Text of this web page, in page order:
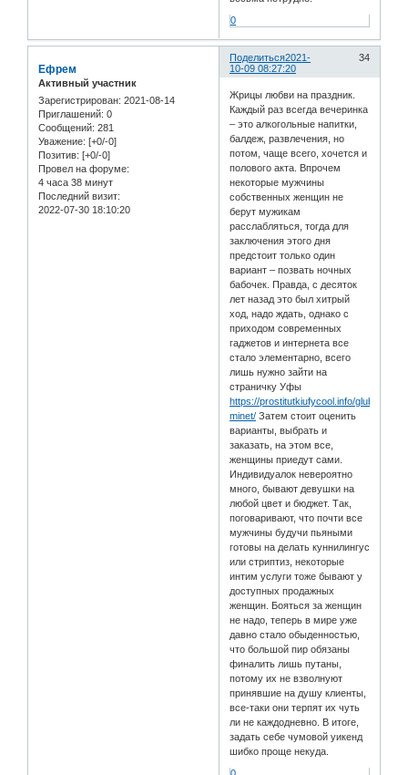
0
Поделиться 34
2021-
10-09 08:27:20
Ефрем
Активный участник
Зарегистрирован: 2021-08-14
Приглашений: 0
Сообщений: 281
Уважение: [+0/-0]
Позитив: [+0/-0]
Провел на форуме:
4 часа 38 минут
Последний визит:
2022-07-30 18:10:20
Жрицы любви на праздник.
Каждый раз всегда вечеринка
– это алкогольные напитки,
балдеж, развлечения, но
потом, чаще всего, хочется и
полового акта. Впрочем
некоторые мужчины
собственных женщин не
берут мужикам
расслабляться, тогда для
заключения этого дня
предстоит только один
вариант – позвать ночных
бабочек. Правда, с десяток
лет назад это был хитрый
ход, надо ждать, однако с
приходом современных
гаджетов и интернета все
стало элементарно, всего
лишь нужно зайти на
страничку Уфы
https://prostitutkiufycool.info/glubokiy-
minet/ Затем стоит оценить
варианты, выбрать и
заказать, на этом все,
женщины приедут сами.
Индивидуалок невероятно
много, бывают девушки на
любой цвет и бюджет. Так,
поговаривают, что почти все
мужчины будучи пьяными
готовы на делать куннилингус
или стриптиз, некоторые
интим услуги тоже бывают у
доступных продажных
женщин. Бояться за женщин
не надо, теперь в мире уже
давно стало обыденностью,
что большой пир обязаны
финалить лишь путаны,
потому их не взволнуют
принявшие на душу клиенты,
все-таки они терпят их чуть
ли не каждодневно. В итоге,
задать себе чумовой уикенд
шибко проще некуда.